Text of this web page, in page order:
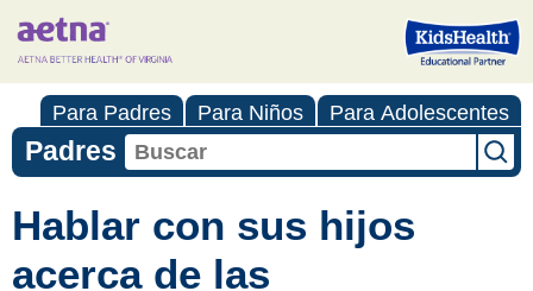
Para Padres Para Niños Para Adolescentes
Padres
Hablar con sus hijos
acerca de las